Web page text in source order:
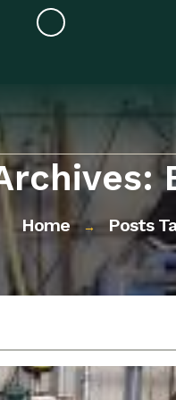
Home → Posts